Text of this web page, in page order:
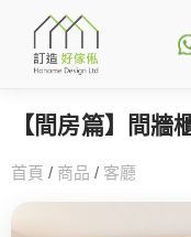
【間房篇】間牆
首頁 / 商品 / 客廳